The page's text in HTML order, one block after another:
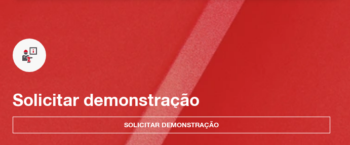
Solicitar demonstração
SOLICITAR DEMONSTRAÇÃO